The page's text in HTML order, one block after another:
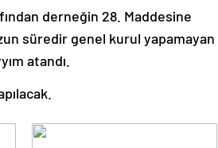
derneğin 28. Maddesine
süredir genel kurul yapamayan
atandı.